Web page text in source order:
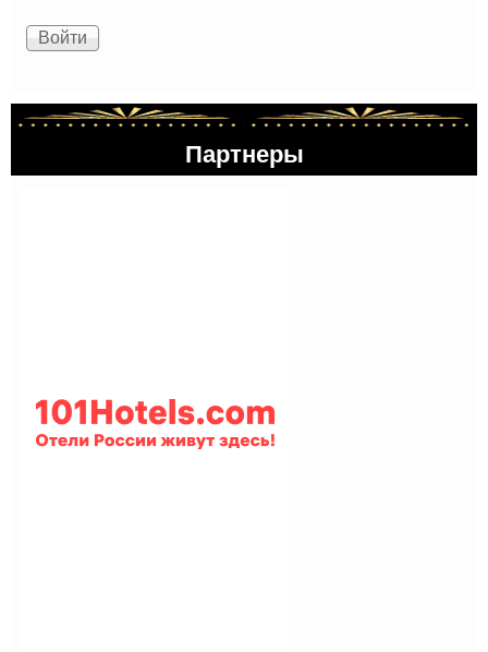
Партнеры